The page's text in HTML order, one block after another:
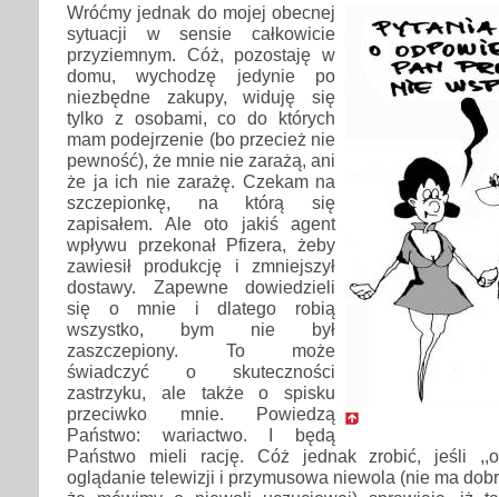
Wróćmy jednak do mojej obecnej
sytuacji w sensie całkowicie
przyziemnym. Cóż, pozostaję w
domu, wychodzę jedynie po
niezbędne zakupy, widuję się
tylko z osobami, co do których
mam podejrzenie (bo przecież nie
pewność), że mnie nie zarażą, ani
że ja ich nie zarażę. Czekam na
szczepionkę, na którą się
zapisałem. Ale oto jakiś agent
wpływu przekonał Pfizera, żeby
zawiesił produkcję i zmniejszył
dostawy. Zapewne dowiedzieli
się o mnie i dlatego robią
wszystko, bym nie był
zaszczepiony. To może
świadczyć o skuteczności
zastrzyku, ale także o spisku
przeciwko mnie. Powiedzą
Państwo: wariactwo. I będą
Państwo mieli rację. Cóż jednak zrobić, jeśli
oglądanie telewizji i przymusowa niewola (nie ma